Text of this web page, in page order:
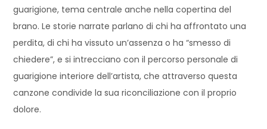
guarigione, tema centrale anche nella copertina del
brano. Le storie narrate parlano di chi ha affrontato una
perdita, di chi ha vissuto un’assenza o ha “smesso di
chiedere”, e si intrecciano con il percorso personale di
guarigione interiore dell’artista, che attraverso questa
canzone condivide la sua riconciliazione con il proprio
dolore.